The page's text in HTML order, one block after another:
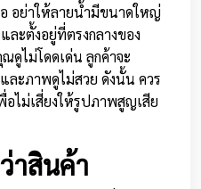
อย่าให้ลายน้ำมีขนาดใหญ่
ละตั้งอยู่ที่ตรงกลางของ
ดูไม่โดดเด่น ลูกค้าจะ
ละภาพดูไม่สวย ดังนั้น ควร
ไม่เสี่ยงให้รูปภาพสูญเสีย
าสินค้า